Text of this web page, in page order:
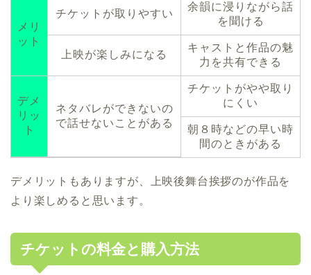
メリ
ット
チケットが取りやすい
余韻に浸りながら話
を聞ける
上映が楽しみになる
キャストと作品の魅
力を共有できる
デメ
リッ
ト
ネタバレができないの
で話せないことがある
チケットがやや取り
にくい
朝８時などの早い時
間のときがある
デメリットもありますが、上映後舞台挨拶のが作品を
より楽しめると思います。
チケットの料金と購入方法